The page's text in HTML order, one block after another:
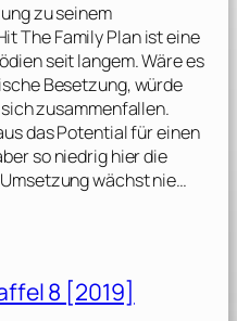
zu seinem
The Family Plan ist eine
seit langem. Wäre es
Besetzung, würde
zusammenfallen.
das Potential für einen
so niedrig hier die
wächst nie…
8 [2019]